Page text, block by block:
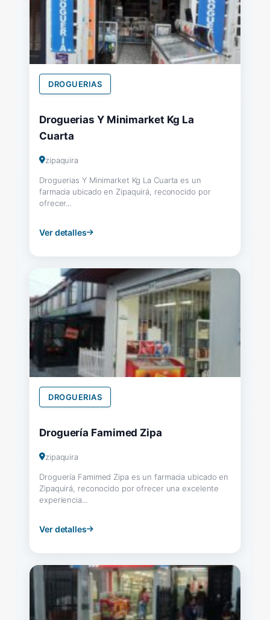
DROGUERIAS
Droguerias Y Minimarket Kg La
Cuarta
zipaquira
Droguerias Y Minimarket Kg La Cuarta es un
farmacia ubicado en Zipaquirá, reconocido por
ofrecer...
Ver detalles
DROGUERIAS
Droguería Famimed Zipa
zipaquira
Droguería Famimed Zipa es un farmacia ubicado en
Zipaquirá, reconocido por ofrecer una excelente
experiencia...
Ver detalles